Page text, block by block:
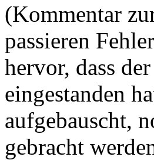
(Kommentar
passieren
hervor, dass
eingestanden
aufgebauscht,
gebracht